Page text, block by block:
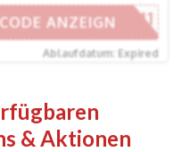
APJUN11
CODE ANZEIGN
Ablaufdatum: Expired
& Aktionen